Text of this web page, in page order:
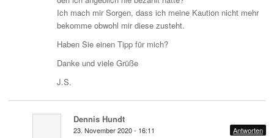
Ich mach mir Sorgen, dass ich meine Kaution nicht mehr
bekomme obwohl mir diese zusteht.
Haben Sie einen Tipp für mich?
Danke und viele Grüße
J.S.
Dennis Hundt
23. November 2020 - 16:11 Antworten